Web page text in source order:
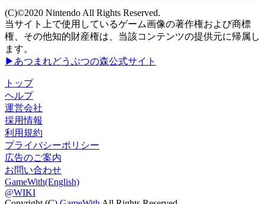
(C)©2020 Nintendo All Rights Reserved.
当サイト上で使用しているゲーム画像の著作権および商標
権、その他知的財産権は、当該コンテンツの提供元に帰属し
ます。
▶あつまれどうぶつの森公式サイト
トップ
ヘルプ
運営会社
採用情報
利用規約
プライバシーポリシー
広告のご案内
お問い合わせ
GameWith(English)
@WIKI